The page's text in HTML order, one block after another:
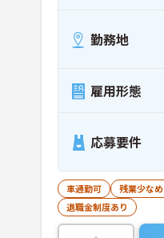
勤務地
雇用形態
応募要件
車通勤可 残業少なめ
退職金制度あり